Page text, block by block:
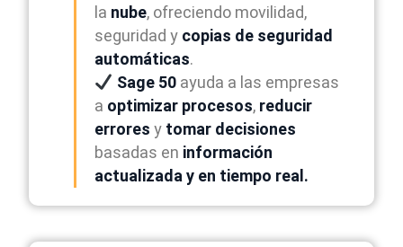
la nube, ofreciendo movilidad,
seguridad y copias de seguridad
automáticas.
Sage 50ayuda a las empresas
a optimizar procesos, reducir
errores y tomar decisiones
basadas en información
actualizada y en tiempo real.